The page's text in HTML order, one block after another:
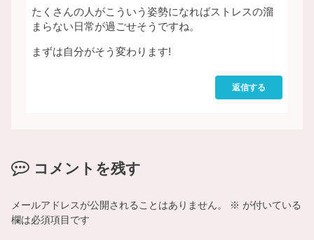
たくさんの人がこういう姿勢になればストレスの溜
まらない日常が過ごせそうですね。
まずは自分がそう変わります!
返信する
コメントを残す
メールアドレスが公開されることはありません。 ※ が付いている
欄は必須項目です